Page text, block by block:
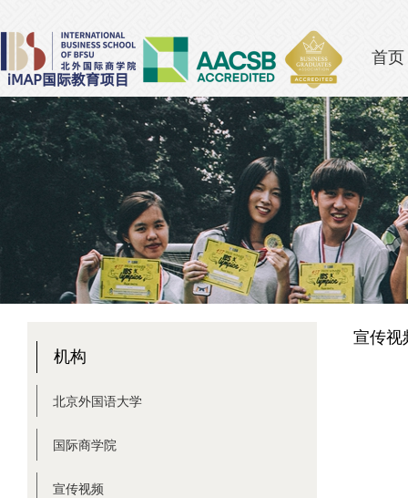
首页
机构
北京外国语大学
国际商学院
宣传视频
宣传视